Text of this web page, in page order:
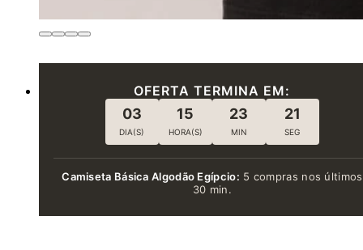
OFERTA TERMINA EM:
03
DIA(S)
15
HORA(S)
23
MIN
19
SEG
Camiseta Básica Algodão Egípcio: 5 compras nos últimos
30 min.